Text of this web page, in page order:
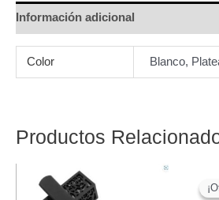
Tamaños
cantidad
Información adicional
Color Blanco,
Productos